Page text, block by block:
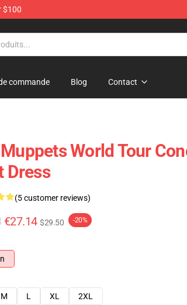
$100
commande Blog Contact
World Tour
Dress
(5 customer reviews)
€27.14 $29.50 -20%
M L XL 2XL